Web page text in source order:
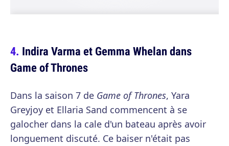
Indira Varma et Gemma Whelan dans
Game of Thrones
Dans la saison 7 de Game of Thrones, Yara
Greyjoy et Ellaria Sand commencent à se
galocher dans la cale d'un bateau après avoir
longuement discuté. Ce baiser n'était pas